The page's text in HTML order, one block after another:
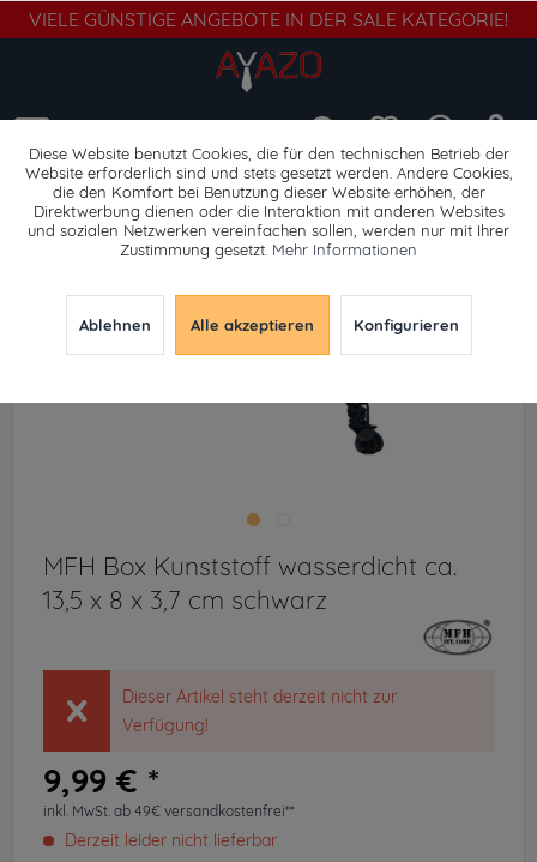
VIELE GÜNSTIGE ANGEBOTE IN DER SALE KATEGORIE!
Trinkflaschen & Boxen
MFH Box Kunststoff wasserdicht ca.
13,5 x 8 x 3,7 cm schwarz
Dieser Artikel steht derzeit nicht zur
Verfügung!
9,99 € *
inkl. MwSt. ab 49€ versandkostenfrei**
Derzeit leider nicht lieferbar
Diese Website benutzt Cookies, die für den technischen Betrieb der
Website erforderlich sind und stets gesetzt werden. Andere Cookies,
die den Komfort bei Benutzung dieser Website erhöhen, der
Direktwerbung dienen oder die Interaktion mit anderen Websites
und sozialen Netzwerken vereinfachen sollen, werden nur mit Ihrer
Zustimmung gesetzt. Mehr Informationen
Ablehnen Alle akzeptieren Konfigurieren